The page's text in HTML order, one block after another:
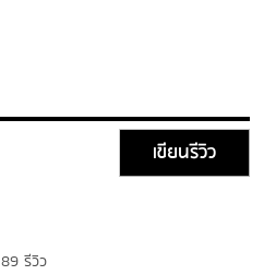
เขียนรีวิว
รีวิว